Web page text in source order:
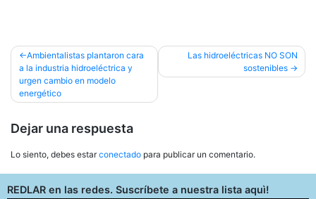
Navegación
de
entradas
Ambientalistas plantaron cara
a la industria hidroeléctrica y
urgen cambio en modelo
energético
Las hidroeléctricas NO SON
sostenibles
Dejar una respuesta
Lo siento, debes estarconectado para publicar un comentario.
REDLAR en las redes. Suscríbete a nuestra lista aquì!